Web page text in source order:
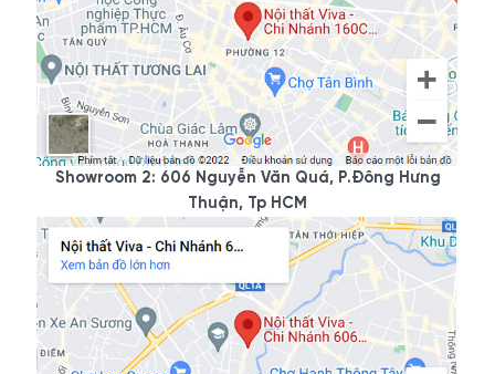
Showroom 2: 606 Nguyễn Văn Quá, P.Đông Hưng
Thuận, Tp HCM